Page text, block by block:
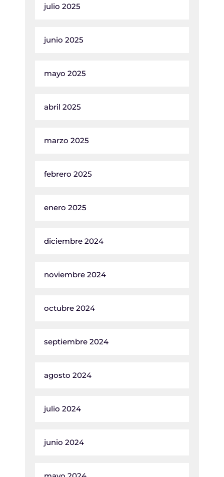
julio 2025
junio 2025
mayo 2025
abril 2025
marzo 2025
febrero 2025
enero 2025
diciembre 2024
noviembre 2024
octubre 2024
septiembre 2024
agosto 2024
julio 2024
junio 2024